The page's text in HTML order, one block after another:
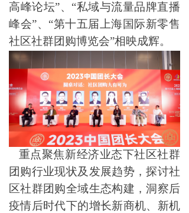
高峰论坛”、“私域与流量品牌直播
峰会”、“第十五届上海国际新零售
社区社群团购博览会”相映成辉。
重点聚焦新经济业态下社区社群
团购行业现状及发展趋势，探讨社
区社群团购全域生态构建，洞察后
疫情后时代下的增长新商机、新机